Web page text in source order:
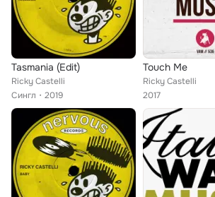
Tasmania (Edit)
Ricky Castelli
Сингл
2019
Touch Me
Ricky Castelli
2017